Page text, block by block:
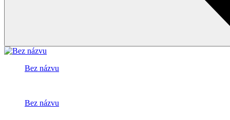
Bez názvu
Bez názvu